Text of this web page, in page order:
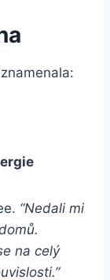
“Nedali mi
na celý